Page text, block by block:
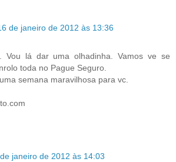
de janeiro de 2012 às 13:36
Vou lá dar uma olhadinha. Vamos ve se
toda no Pague Seguro.
semana maravilhosa para vc.
janeiro de 2012 às 14:03